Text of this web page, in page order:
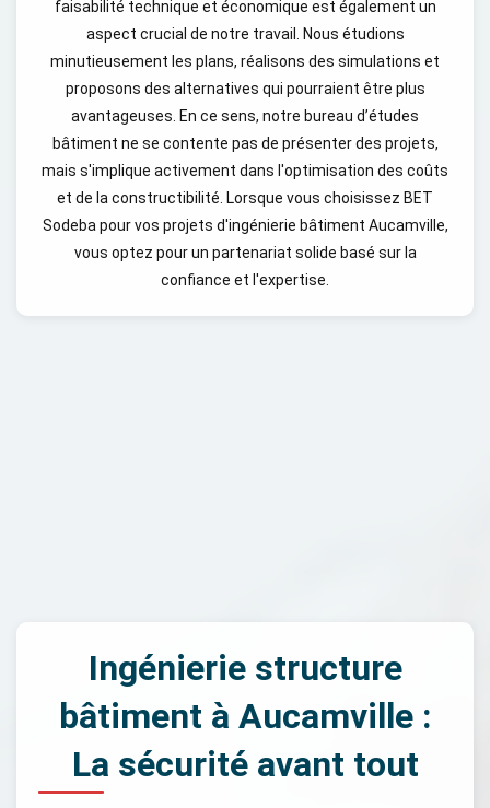
faisabilité technique et économique est également un
aspect crucial de notre travail. Nous étudions
minutieusement les plans, réalisons des simulations et
proposons des alternatives qui pourraient être plus
avantageuses. En ce sens, notre bureau d’études
bâtiment ne se contente pas de présenter des projets,
mais s'implique activement dans l'optimisation des coûts
et de la constructibilité. Lorsque vous choisissez BET
Sodeba pour vos projets d'ingénierie bâtiment Aucamville,
vous optez pour un partenariat solide basé sur la
confiance et l'expertise.
Ingénierie structure
bâtiment à Aucamville :
La sécurité avant tout